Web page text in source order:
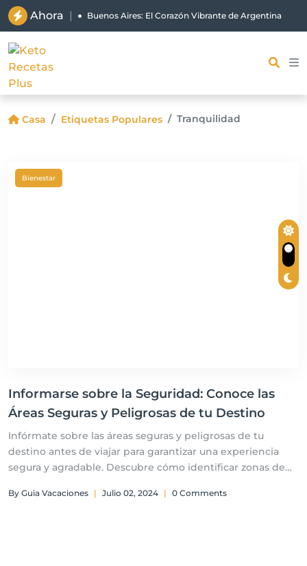
Ahora | Buenos Aires: El Corazón Vibrante de Argentina
Casa Etiquetas Populares Tranquilidad
Bienestar
Informarse sobre la Seguridad: Conoce las
Áreas Seguras y Peligrosas de tu Destino
Infórmate sobre las áreas seguras y peligrosas de tu
destino antes de viajar para garantizar una experiencia
segura y agradable. Descubre cómo identificar zonas de
By Guia Vacaciones | Julio 02, 2024 | 0 Comments